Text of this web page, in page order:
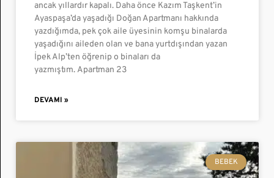
ancak yıllardır kapalı. Daha önce Kazım Taşkent’in
Ayaspaşa’da yaşadığı Doğan Apartmanı hakkında
yazdığımda, pek çok aile üyesinin komşu binalarda
yaşadığını aileden olan ve bana yurtdışından yazan
İpek Alp’ten öğrenip o binaları da
yazmıştım. Apartman 23
DEVAMI »
BEBEK